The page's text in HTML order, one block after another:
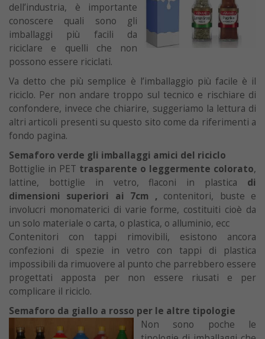
dell’industria, è importante
conoscere quali sono gli
imballaggi più facili da
riciclare e quelli che non
possono essere riciclati.
Va detto che più semplice è l’imballaggio più facile è il
riciclo. Per non andare troppo sul tecnico e rischiare di
confondere, invece che chiarire, suggeriamo la lettura di
altri articoli presenti su questo sito come da riferimenti a
fondo pagina.
Semaforo verde gli imballaggi amici del riciclo
Bottiglie in PET trasparente o leggermente colorato,
lattine, bottiglie in vetro, flaconi in plastica di
dimensioni superiori ai 7cm , contenitori, buste e
involucri monomaterici di varie forme, costituiti cioè da
un solo materiale o carta, o plastica, o alluminio, ecc
Contenitori con tappi rimovibili, esistono ancora
confezioni di spezie in vetro con tappi di plastica
impossibili da rimuovere al punto che parrebbero essere
progettati apposta per non essere riusati e per
complicare il riciclo.
Semaforo da giallo a rosso per le altre tipologie
Non sono poche le